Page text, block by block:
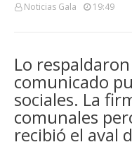
Noticias Gala 19:49
Lo
comunicado
sociales. La
comunales
recibió el aval